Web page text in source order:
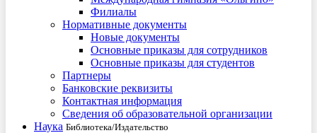
Филиалы
Нормативные документы
Новые документы
Основные приказы для сотрудников
Основные приказы для студентов
Партнеры
Банковские реквизиты
Контактная информация
Сведения об образовательной организации
Наука Библиотека/Издательство